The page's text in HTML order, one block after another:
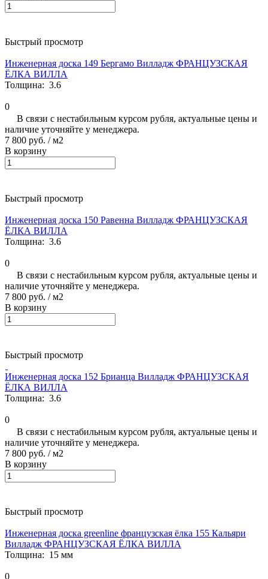
Быстрый просмотр
Инженерная доска 149 Бергамо Вилладж ФРАНЦУЗСКАЯ
ЁЛКА ВИЛЛА
Толщина: 3.6
0
В связи с нестабильным курсом рубля, актуальные цены и
наличие уточняйте у менеджера.
7 800 руб. / м2
В корзину
Быстрый просмотр
Инженерная доска 150 Равенна Вилладж ФРАНЦУЗСКАЯ
ЁЛКА ВИЛЛА
Толщина: 3.6
0
В связи с нестабильным курсом рубля, актуальные цены и
наличие уточняйте у менеджера.
7 800 руб. / м2
В корзину
Быстрый просмотр
Инженерная доска 152 Брианца Вилладж ФРАНЦУЗСКАЯ
ЁЛКА ВИЛЛА
Толщина: 3.6
0
В связи с нестабильным курсом рубля, актуальные цены и
наличие уточняйте у менеджера.
7 800 руб. / м2
В корзину
Быстрый просмотр
Инженерная доска greenline французская ёлка 155 Кальяри
Вилладж ФРАНЦУЗСКАЯ ЁЛКА ВИЛЛА
Толщина: 15 мм
0